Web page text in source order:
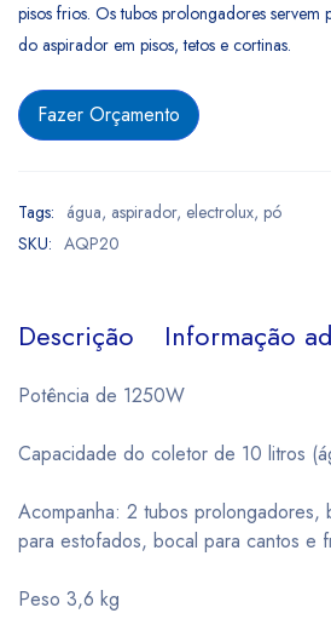
pisos frios. Os tubos prolongadores servem
do aspirador em pisos, tetos e cortinas.
Fazer Orçamento
Tags: água, aspirador, electrolux, pó
SKU: AQP20
Descrição Informação
Potência de 1250W
Capacidade do coletor de 10 litros
Acompanha: 2 tubos prolongadores,
para estofados, bocal para cantos e
Peso 3,6 kg